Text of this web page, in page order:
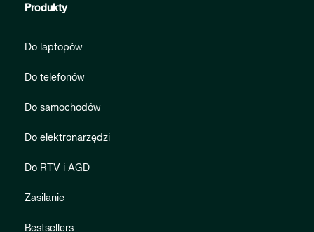
Produkty
Do laptopów
Do telefonów
Do samochodów
Do elektronarzędzi
Do RTV i AGD
Zasilanie
Bestsellers